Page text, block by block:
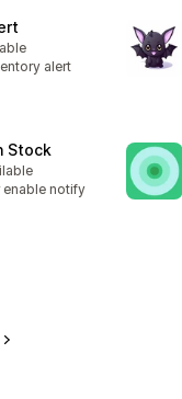
alert
Stock
notify